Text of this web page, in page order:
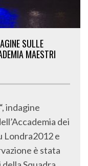
SULLE
MAESTRI
indagine
dei
Londra2012 e
è stata